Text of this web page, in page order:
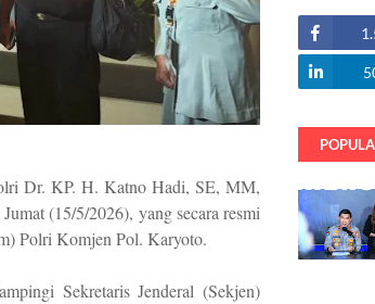
Dr. KP. H. Katno Hadi, SE, MM,
(15/5/2026), yang secara resmi
Polri Komjen Pol. Karyoto.
Sekretaris Jenderal (Sekjen)